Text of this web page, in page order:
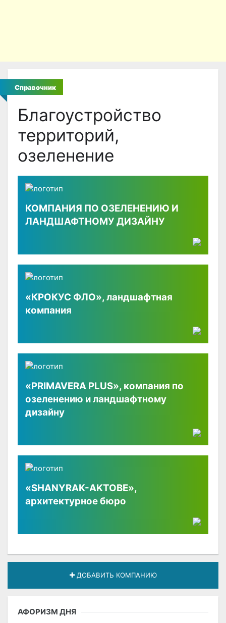
Справочник
Благоустройство
территорий,
озеленение
КОМПАНИЯ ПО ОЗЕЛЕНЕНИЮ И
ЛАНДШАФТНОМУ ДИЗАЙНУ
«КРОКУС ФЛО», ландшафтная
компания
«PRIMAVERA PLUS», компания по
озеленению и ландшафтному
дизайну
«SHANYRAK-AKTOBE»,
архитектурное бюро
ДОБАВИТЬ КОМПАНИЮ
АФОРИЗМ ДНЯ